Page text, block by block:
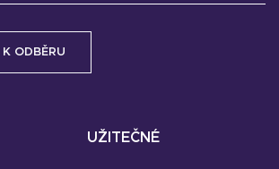
UŽITEČNÉ